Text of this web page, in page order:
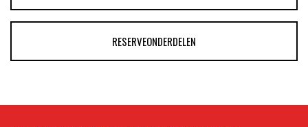
RESERVEONDERDELEN